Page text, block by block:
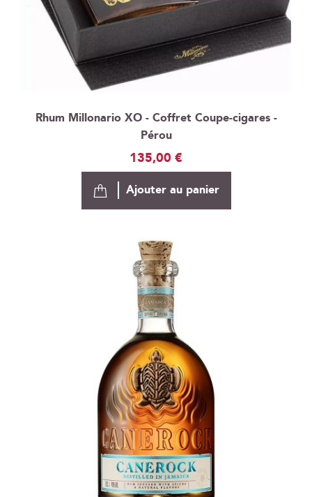
Rhum Millonario XO - Coffret Coupe-cigares -
Pérou
135,00 €
Ajouter au panier